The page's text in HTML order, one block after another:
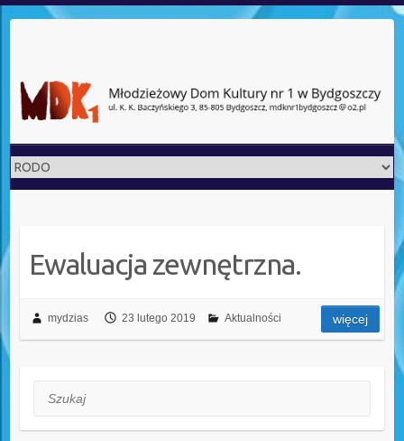
Ewaluacja zewnętrzna.
mydzias 23 lutego 2019 Aktualności więcej
Szukaj